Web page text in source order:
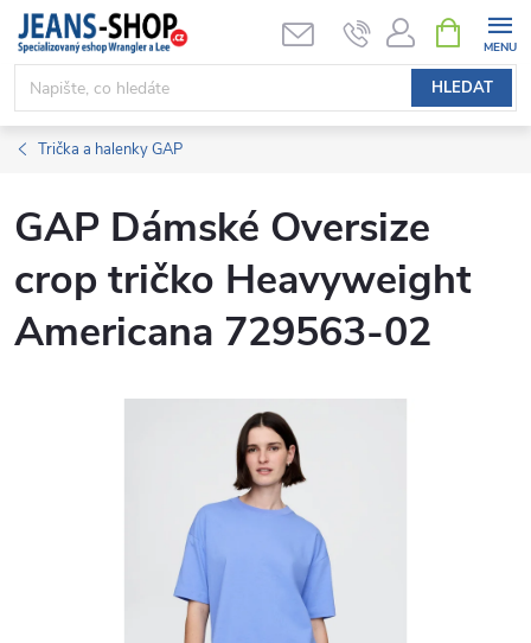
Přejít
obsah
HLEDAT
NÁKUPNÍ
KOŠÍK
Trička a halenky GAP
GAP Dámské Oversize
crop tričko Heavyweight
Americana 729563-02